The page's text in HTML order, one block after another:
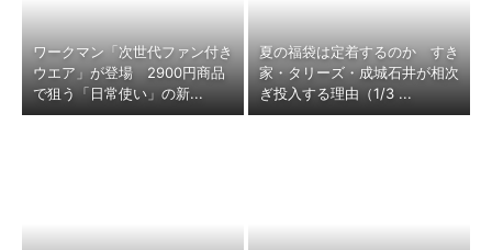
ワークマン「次世代ファン付き
ウエア」が登場 2900円商品
で狙う「日常使い」の新...
夏の福袋は定着するのか すき
家・タリーズ・成城石井が相次
ぎ投入する理由（1/3 ...